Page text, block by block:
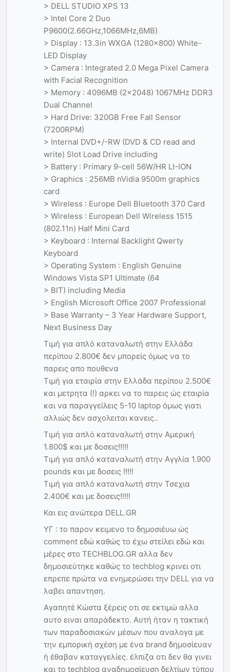
> DELL STUDIO XPS 13
> Intel Core 2 Duo
P9600(2.66GHz,1066MHz,6MB)
> Display : 13.3in WXGA (1280×800) White-
LED Display
> Camera : Integrated 2.0 Mega Pixel Camera
with Facial Recognition
> Memory : 4096MB (2×2048) 1067MHz DDR3
Dual Channel
> Hard Drive: 320GB Free Fall Sensor
(7200RPM)
> Internal DVD+/-RW (DVD & CD read and
write) Slot Load Drive including
> Battery : Primary 9-cell 56W/HR LI-ION
> Graphics : 256MB nVidia 9500m graphics
card
> Wireless : Europe Dell Bluetooth 370 Card
> Wireless : European Dell Wireless 1515
(802.11n) Half Mini Card
> Keyboard : Internal Backlight Qwerty
Keyboard
> Operating System : English Genuine
Windows Vista SP1 Ultimate (64
> BIT) including Media
> English Microsoft Office 2007 Professional
> Base Warranty – 3 Year Hardware Support,
Next Business Day
Τιμή για απλό καταναλωτή στην Ελλάδα
περίπου 2.800€ δεν μπορείς όμως να το
παρεις απο πουθενα
Τιμή για εταιρία στην Ελλάδα περίπου 2.500€
και μετρητα (!) αρκει να το παρεις ώς εταιρία
και να παραγγείλεις 5-10 laptop όμως γιατι
αλλιώς δεν ασχολειται κανεις..
Τιμή για απλό καταναλωτή στην Αμερική
1.800$ και με δοσεις!!!!!
Τιμή για απλό καταναλωτή στην Αγγλία 1.900
pounds και με δοσεις !!!!!
Τιμή για απλό καταναλωτή στην Τσεχια
2.400€ και με δοσεις!!!!!
Και εις ανώτερα DELL.GR
ΥΓ : το παρον κειμενο το δημοσιέυω ώς
comment εδώ καθώς το έχω στείλει εδώ και
μέρες στο TECHBLOG.GR αλλα δεν
δημοσιεύτηκε καθώς το techblog κρινει οτι
επρεπε πρώτα να ενημερώσει την DELL για να
λαβει απαντηση.
Αγαπητέ Κώστα ξέρεις οτι σε εκτιμώ αλλα
αυτο ειναι απαράδεκτο. Αυτή ήταν η τακτική
των παραδοσιακών μέσων που αναλογα με
την εμπορική σχέση με ένα brand δημοσίευαν
ή έθαβαν καταγγελίες. έλπιζα οτι δεν θα γινει
και το techblog αναδημοσίευση δελτίων τύπου